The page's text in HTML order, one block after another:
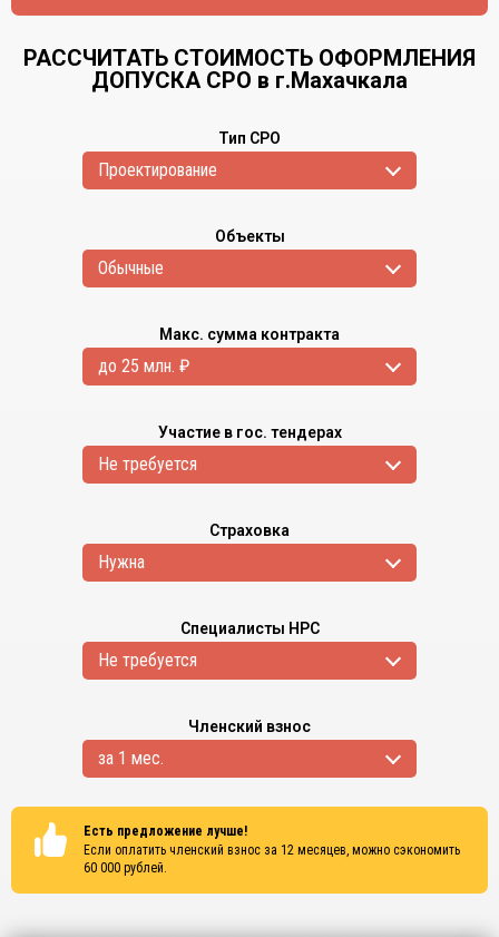
РАССЧИТАТЬ СТОИМОСТЬ ОФОРМЛЕНИЯ
ДОПУСКА СРО в г.Махачкала
Тип СРО
Проектирование
Объекты
Обычные
Макс. сумма контракта
до 25 млн. ₽
Участие в гос. тендерах
Не требуется
Страховка
Нужна
Специалисты НРС
Не требуется
Членский взнос
за 1 мес.
Есть предложение лучше!
Если оплатить членский взнос за 12 месяцев, можно сэкономить
60 000 рублей.